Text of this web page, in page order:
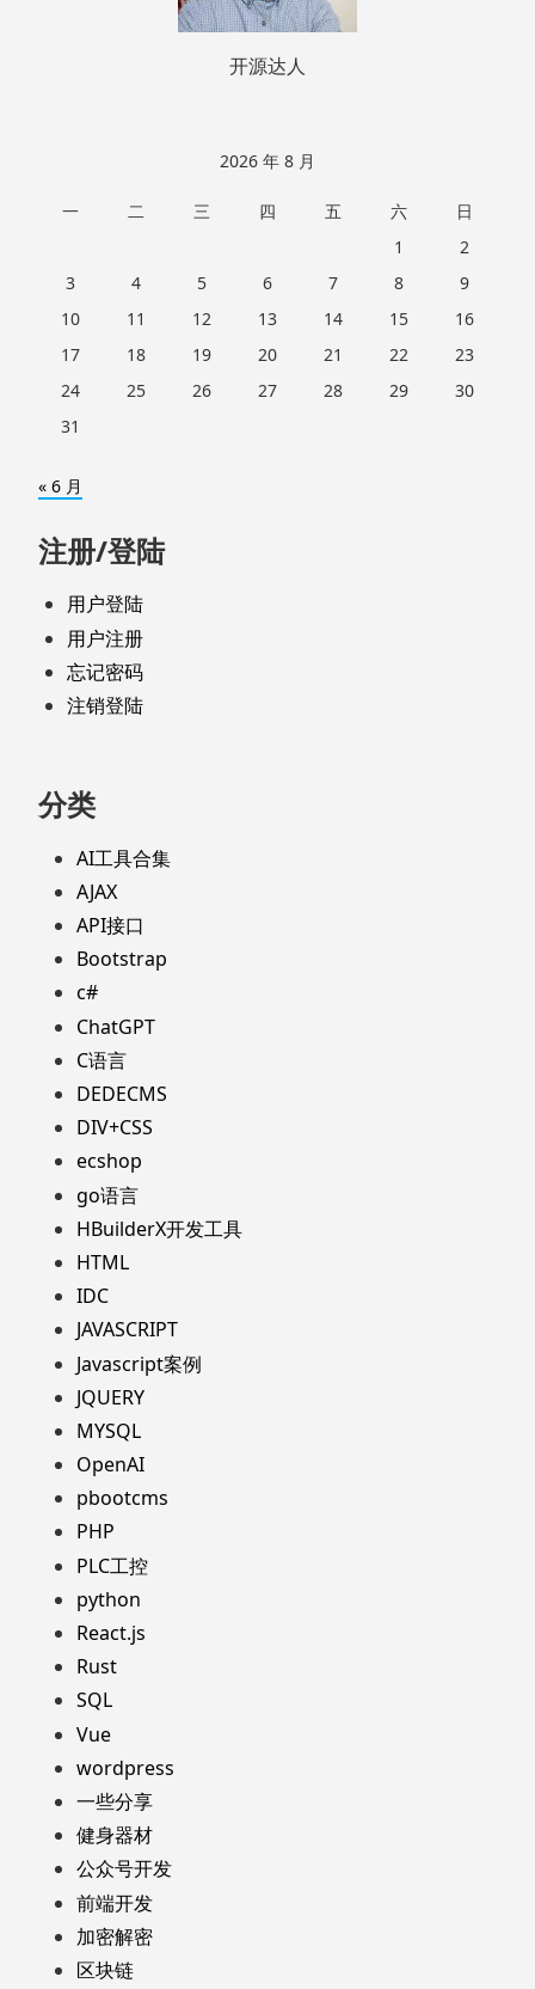
开源达人
2026 年 8 月
一 二 三 四 五 六
日
1
2
3
4 5 6 7 8
9
10
11 12 13 14 15
16
17
18 19 20 21 22
23
24
25 26 27 28 29
30
31
« 6 月
注册/登陆
用户登陆
用户注册
忘记密码
注销登陆
分类
AI工具合集
AJAX
API接口
Bootstrap
c#
ChatGPT
C语言
DEDECMS
DIV+CSS
ecshop
go语言
HBuilderX开发工具
HTML
IDC
JAVASCRIPT
Javascript案例
JQUERY
MYSQL
OpenAI
pbootcms
PHP
PLC工控
python
React.js
Rust
SQL
Vue
wordpress
一些分享
健身器材
公众号开发
前端开发
加密解密
区块链